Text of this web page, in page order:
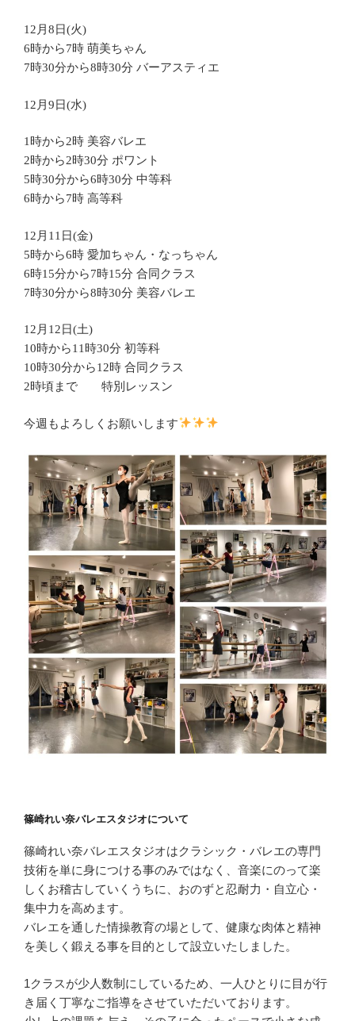
12月8日(火)
6時から7時 萌美ちゃん
7時30分から8時30分 バーアスティエ
12月9日(水)
1時から2時 美容バレエ
2時から2時30分 ポワント
5時30分から6時30分 中等科
6時から7時 高等科
12月11日(金)
5時から6時 愛加ちゃん・なっちゃん
6時15分から7時15分 合同クラス
7時30分から8時30分 美容バレエ
12月12日(土)
10時から11時30分 初等科
10時30分から12時 合同クラス
2時頃まで 特別レッスン
今週もよろしくお願いします
篠崎れい奈バレエスタジオについて
篠崎れい奈バレエスタジオはクラシック・バレエの専門
技術を単に身につける事のみではなく、音楽にのって楽
しくお稽古していくうちに、おのずと忍耐力・自立心・
集中力を高めます。
バレエを通した情操教育の場として、健康な肉体と精神
を美しく鍛える事を目的として設立いたしました。
1クラスが少人数制にしているため、一人ひとりに目が行
き届く丁寧なご指導をさせていただいております。